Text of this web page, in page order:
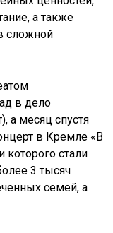
а также
сложной
в дело
а месяц спустя
в Кремле «В
стали
3 тысяч
семей, а